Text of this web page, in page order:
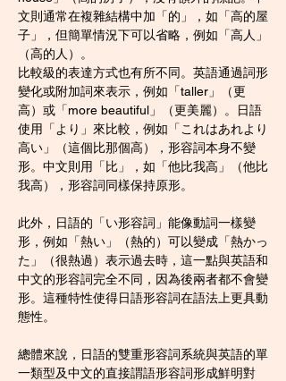
文則通常在複雜結構中加「的」，如「高的屋
子」，但簡單情況下可以省略，例如「高人」
（高的人）。
比較級的表達方式也有所不同。英語通過詞形
變化或附加詞來表示，例如「taller」（更
高）或「more beautiful」（更美麗）。日語
使用「より」來比較，例如「これはあれより
高い」（這個比那個高），形容詞本身不變
形。中文則用「比」，如「他比我高」（他比
我高），形容詞同樣保持原形。
此外，日語的「い形容詞」能像動詞一樣變
形，例如「熱い」（熱的）可以變成「熱かっ
た」（很熱過）表示過去時，這一點與英語和
中文的形容詞完全不同，因為後兩者都不會變
形。這種特性使得日語形容詞在語法上更具動
態性。
總體來說，日語的雙重形容詞系統與英語的單
一類型及中文的直接謂語形容詞形成鮮明對